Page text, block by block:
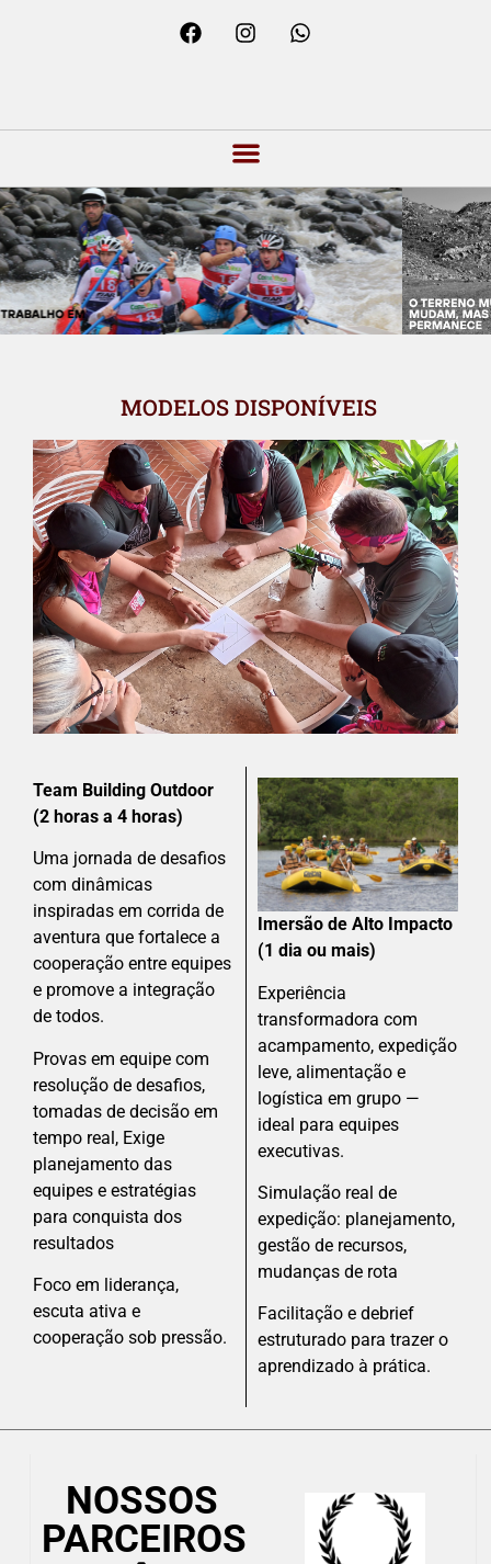
MODELOS DISPONÍVEIS
Team Building Outdoor
(2 horas a 4 horas)
Uma jornada de desafios
com dinâmicas
inspiradas em corrida de
aventura que fortalece a
cooperação entre equipes
e promove a integração
de todos.
Provas em equipe com
resolução de desafios,
tomadas de decisão em
tempo real, Exige
planejamento das
equipes e estratégias
para conquista dos
resultados
Foco em liderança,
escuta ativa e
cooperação sob pressão.
Imersão de Alto Impacto
(1 dia ou mais)
Experiência
transformadora com
acampamento, expedição
leve, alimentação e
logística em grupo —
ideal para equipes
executivas.
Simulação real de
expedição: planejamento,
gestão de recursos,
mudanças de rota
Facilitação e debrief
estruturado para trazer o
aprendizado à prática.
NOSSOS
PARCEIROS